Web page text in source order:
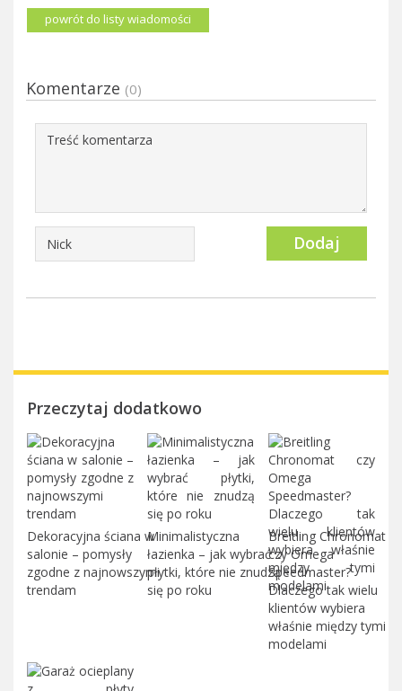
powrót do listy wiadomości
Komentarze (0)
Dodaj
Przeczytaj dodatkowo
Dekoracyjna ściana w
salonie – pomysły
zgodne z najnowszymi
trendam
Minimalistyczna
łazienka – jak wybrać
płytki, które nie znudzą
się po roku
Breitling Chronomat
czy Omega
Speedmaster?
Dlaczego tak wielu
klientów wybiera
właśnie między tymi
modelami